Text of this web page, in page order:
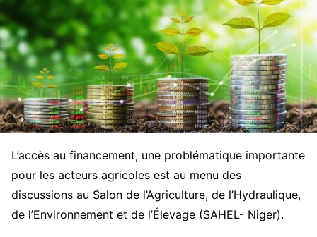
L’accès au financement, une problématique importante
pour les acteurs agricoles est au menu des
discussions au Salon de l’Agriculture, de l’Hydraulique,
de l’Environnement et de l’Élevage (SAHEL- Niger).